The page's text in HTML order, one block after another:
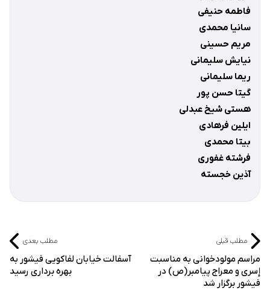
فاطمه حنيفی
سانيا محمدی
مريم حسينی
نيايش سليمانی
ريما سليمانی
گيتا حسن پور
هستی شیخ عبدلی
ايلين فرهادی
بيتا محمدی
فرشته غفوری
آذين خجسته
مطلب قبلی
مراسم مولودخوانی به مناسبت
إسری و معراج پیامبر(ص) در
فیشور برگزار شد
مطلب بعدی
آسفالت خیابان لفاکویی فیشور به
بهره برداری رسید